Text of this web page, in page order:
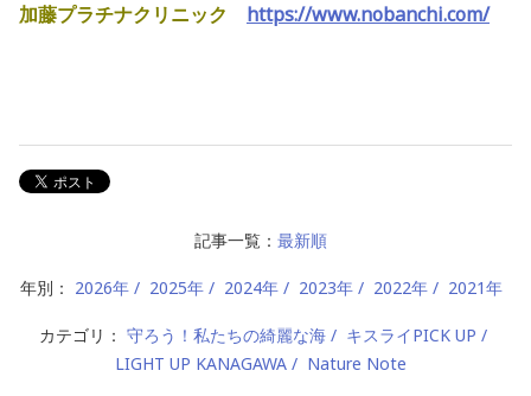
加藤プラチナクリニック
https://www.nobanchi.com/
記事一覧： 最新順
年別： 2026年 2025年 2024年 2023年 2022年 2021年
カテゴリ： 守ろう！私たちの綺麗な海
キスライPICK UP
LIGHT UP KANAGAWA
Nature Note